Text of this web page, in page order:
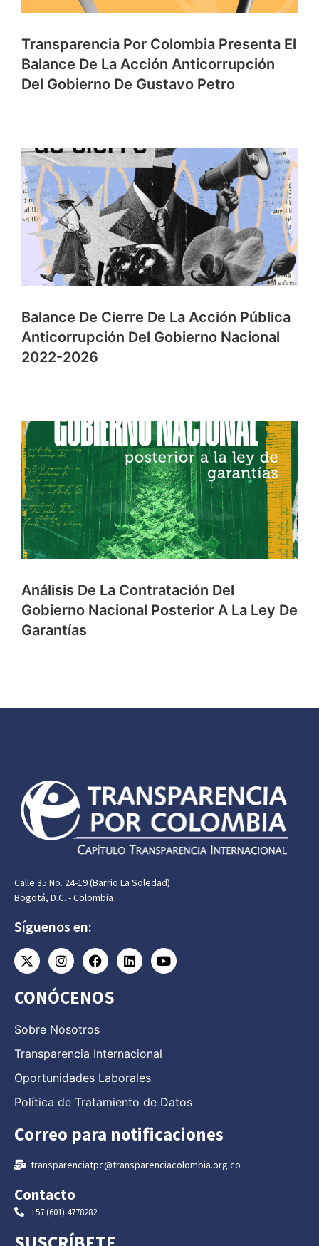
Transparencia Por Colombia Presenta El
Balance De La Acción Anticorrupción
Del Gobierno De Gustavo Petro
Balance De Cierre De La Acción Pública
Anticorrupción Del Gobierno Nacional
2022-2026
Análisis De La Contratación Del
Gobierno Nacional Posterior A La Ley De
Garantías
Calle 35 No. 24-19 (Barrio La Soledad)
Bogotá, D.C. - Colombia
Síguenos en:
CONÓCENOS
Sobre Nosotros
Transparencia Internacional
Oportunidades Laborales
Política de Tratamiento de Datos
Correo para notificaciones
transparenciatpc@transparenciacolombia.org.co
Contacto
+57 (601) 4778282